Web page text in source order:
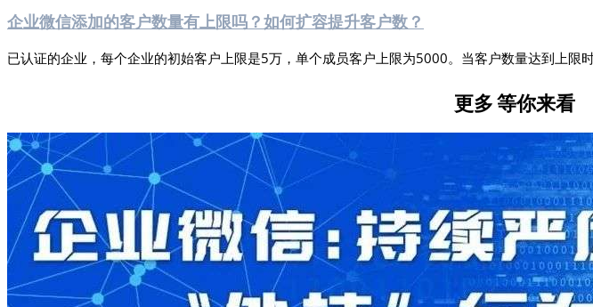
企业微信添加的客户数量有上限吗？如何扩容提升客户数？
已认证的企业，每个企业的初始客户上限是5万，单个成员客户上限为5000。当客户数量达到上限时
更多等你来看